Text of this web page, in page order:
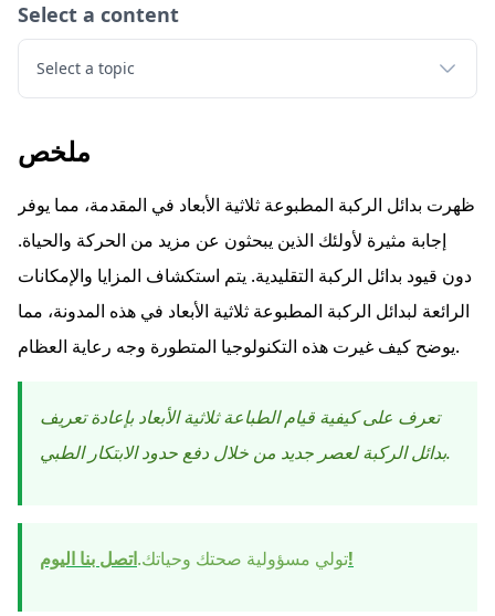
Select a content
Select a topic
ملخص
ظهرت بدائل الركبة المطبوعة ثلاثية الأبعاد في المقدمة، مما يوفر
إجابة مثيرة لأولئك الذين يبحثون عن مزيد من الحركة والحياة.
دون قيود بدائل الركبة التقليدية. يتم استكشاف المزايا والإمكانات
الرائعة لبدائل الركبة المطبوعة ثلاثية الأبعاد في هذه المدونة، مما
يوضح كيف غيرت هذه التكنولوجيا المتطورة وجه رعاية العظام.
تعرف على كيفية قيام الطباعة ثلاثية الأبعاد بإعادة تعريف
بدائل الركبة لعصر جديد من خلال دفع حدود الابتكار الطبي.
تولي مسؤولية صحتك وحياتك.اتصل بنا اليوم!